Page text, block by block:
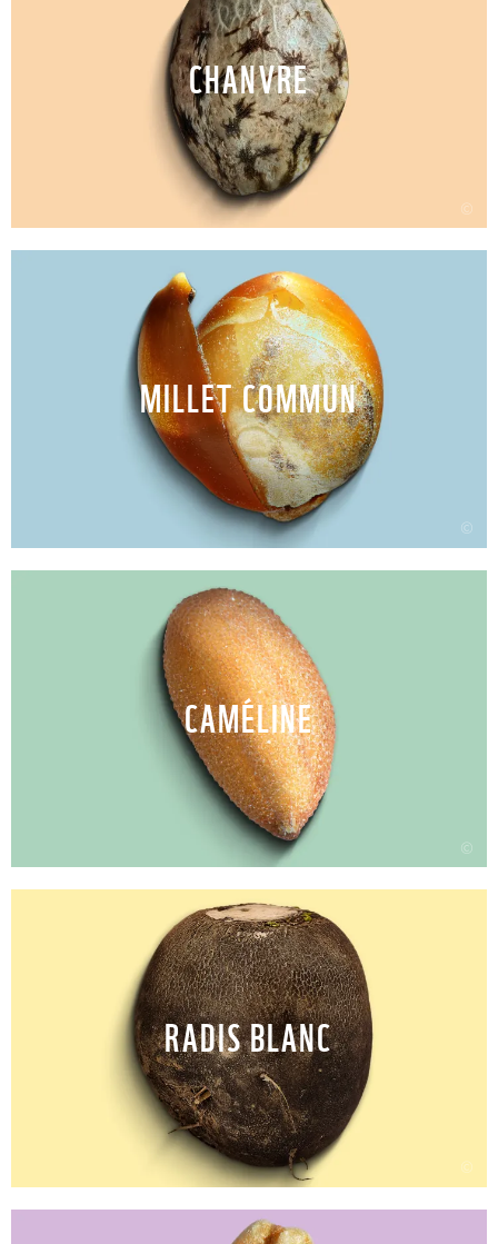
©
CHANVRE
©
MILLET COMMUN
©
CAMÉLINE
©
RADIS BLANC